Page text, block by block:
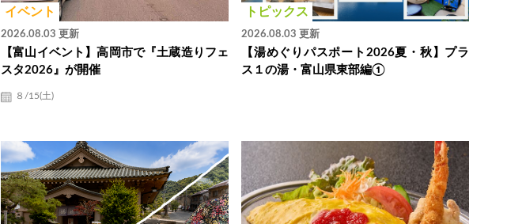
イベント
2026.08.03 更新
【富山イベント】高岡市で『土蔵造りフェ
スタ2026』が開催
８/15(土)
トピックス
2026.08.03 更新
【湯めぐりパスポート2026夏・秋】プラ
ス１の湯・富山県東部編①